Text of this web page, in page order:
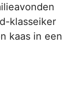
klas­seiker
kaas in een